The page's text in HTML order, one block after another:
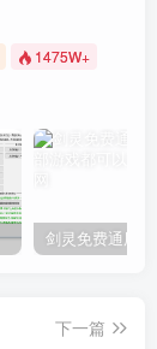
1475W+
下一篇